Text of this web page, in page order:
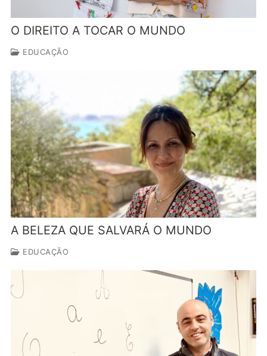
O DIREITO A TOCAR O MUNDO
EDUCAÇÃO
A BELEZA QUE SALVARÁ O MUNDO
EDUCAÇÃO